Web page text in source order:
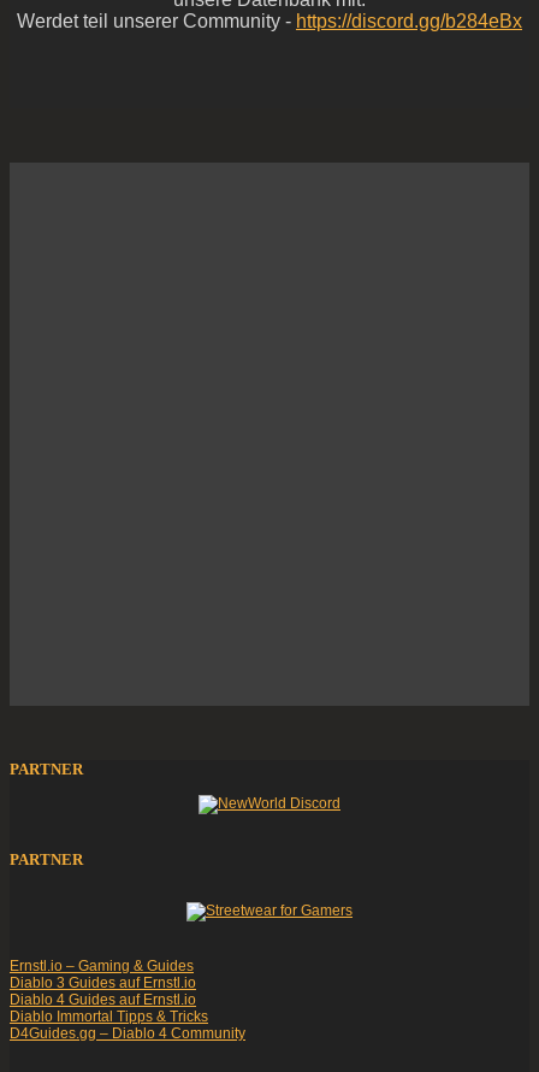
Werdet teil unserer Community - https://discord.gg/b284eBx
PARTNER
PARTNER
Ernstl.io – Gaming & Guides
Diablo 3 Guides auf Ernstl.io
Diablo 4 Guides auf Ernstl.io
Diablo Immortal Tipps & Tricks
D4Guides.gg – Diablo 4 Community